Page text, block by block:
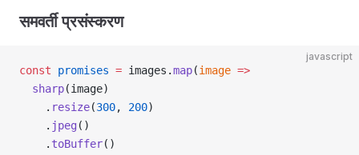
समवर्ती प्रसंस्करण
javascript
const promises = images.map(image =>
  sharp
(image)
    .
resize(300, 200)
    .
jpeg ()
    .
toBuffer()